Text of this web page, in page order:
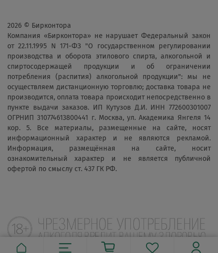
2026 © Бирконтора
Компания «Бирконтора» не нарушает Федеральный закон
от 22.11.1995 N 171-ФЗ "О государственном регулировании
производства и оборота этилового спирта, алкогольной и
спиртосодержащей продукции и об ограничении
потребления (распития) алкогольной продукции": мы не
осуществляем дистанционную торговлю; доставка товара не
производится, оплата товара происходит непосредственно в
пункте выдачи заказов. ИП Кутузов Д.И. ИНН 772600301007
ОГРНИП 310774613800441 г. Москва, ул. Академика Янгеля 14
кор. 5. Все материалы, размещенные на сайте, носят
информационный характер и не являются рекламой.
Информация, размещённая на сайте, носит
ознакомительный характер и не является публичной
офертой по смыслу ст. 437 ГК РФ.